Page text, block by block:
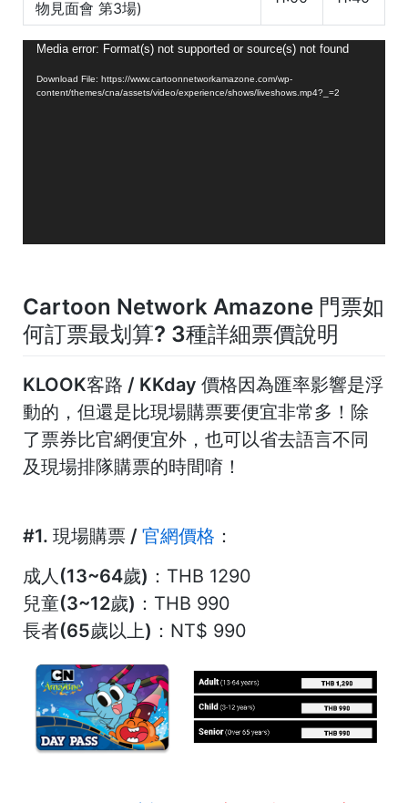
物見面會 第3場)
Media error: Format(s) not supported or source(s) not found
Download File: https://www.cartoonnetworkamazone.com/wp-
content/themes/cna/assets/video/experience/shows/liveshows.mp4?_=2
Cartoon Network Amazone 門票如
何訂票最划算? 3種詳細票價說明
KLOOK客路 / KKday 價格因為匯率影響是浮
動的，但還是比現場購票要便宜非常多！ 除
了票券比官網便宜外，也可以省去語言不同
及現場排隊購票的時間唷！
#1. 現場購票 / 官網價格 ：
成人(13~64歲)： THB 1290
兒童(3~12歲)： THB 990
長者(65歲以上) ：NT$ 990